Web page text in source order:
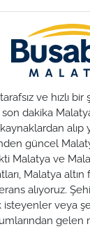
ve hızlı
dakika
alıp
güncel
Malatya ve
Malatya
alıyoruz.
veya